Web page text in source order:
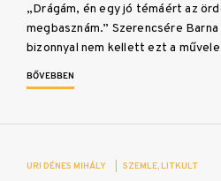
„Drágám, én egy jó témáért az
megbasznám.” Szerencsére
bizonnyal nem kellett ezt a
BŐVEBBEN
URI DÉNES MIHÁLY SZEMLE LITKULT